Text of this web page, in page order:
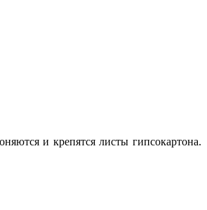
и крепятся листы гипсокартона.